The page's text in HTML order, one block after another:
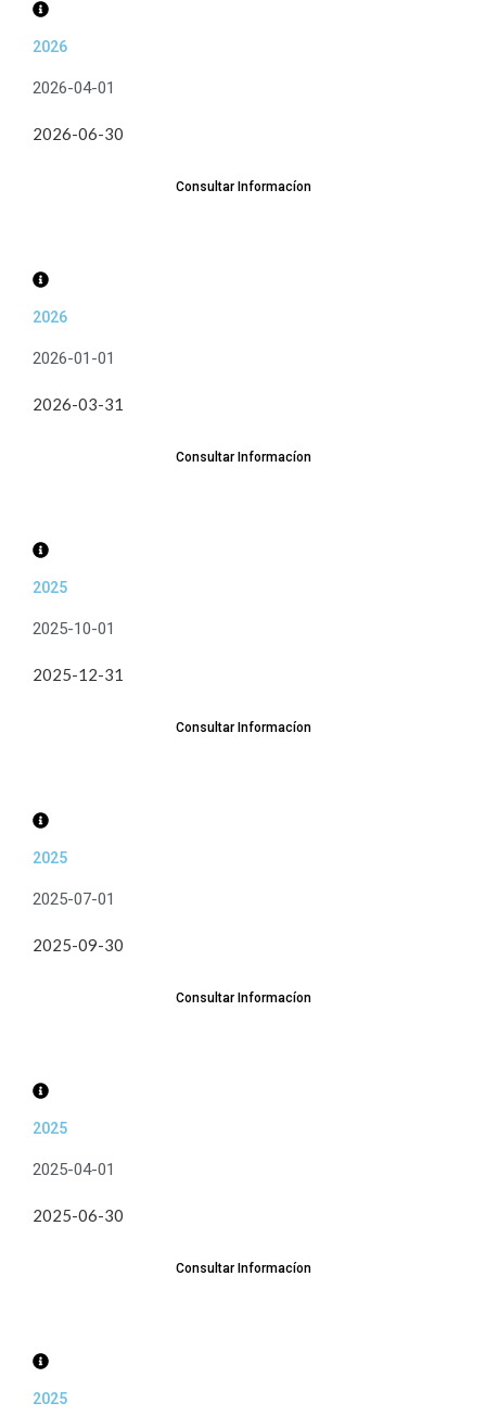
2026
2026-04-01
2026-06-30
Consultar Informacíon
2026
2026-01-01
2026-03-31
Consultar Informacíon
2025
2025-10-01
2025-12-31
Consultar Informacíon
2025
2025-07-01
2025-09-30
Consultar Informacíon
2025
2025-04-01
2025-06-30
Consultar Informacíon
2025